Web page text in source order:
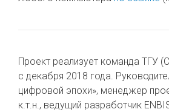
Проект реализует команда
с декабря 2018 года.
цифровой эпохи», менеджер
к.т.н., ведущий разработчик